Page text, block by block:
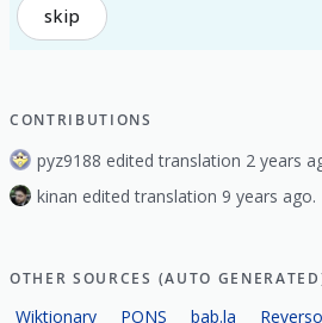
skip
CONTRIBUTIONS
pyz9188 edited translation 2 years
kinan edited translation 9 years ago.
OTHER SOURCES (AUTO
Wiktionary PONS bab.la Reverso